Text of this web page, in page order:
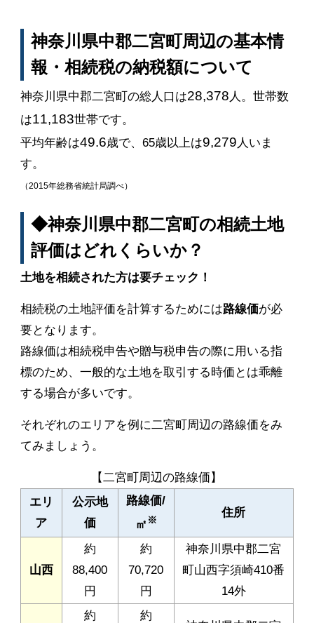
神奈川県中郡二宮町周辺の基本情
報・相続税の納税額について
神奈川県中郡二宮町の総人口は28,378 人。世帯数
は11,183世帯です。
平均年齢は49.6歳で、65歳以上は9,279 人いま
す。
（2015年総務省統計局調べ）
◆神奈川県中郡二宮町の相続土地
評価はどれくらいか？
土地を相続された方は要チェック！
相続税の土地評価を計算するためには路線価が必
要となります。
路線価は相続税申告や贈与税申告の際に用いる指
標のため、一般的な土地を取引する時価とは乖離
する場合が多いです。
それぞれのエリアを例に二宮町周辺の路線価をみ
てみましょう。
【二宮町周辺の路線価】
エリ
ア
公示地
価
路線価/
㎡ ※
住所
山西
約
88,400
円
約
70,720
円
神奈川県中郡二宮
町山西字須崎410番
14外
約
約